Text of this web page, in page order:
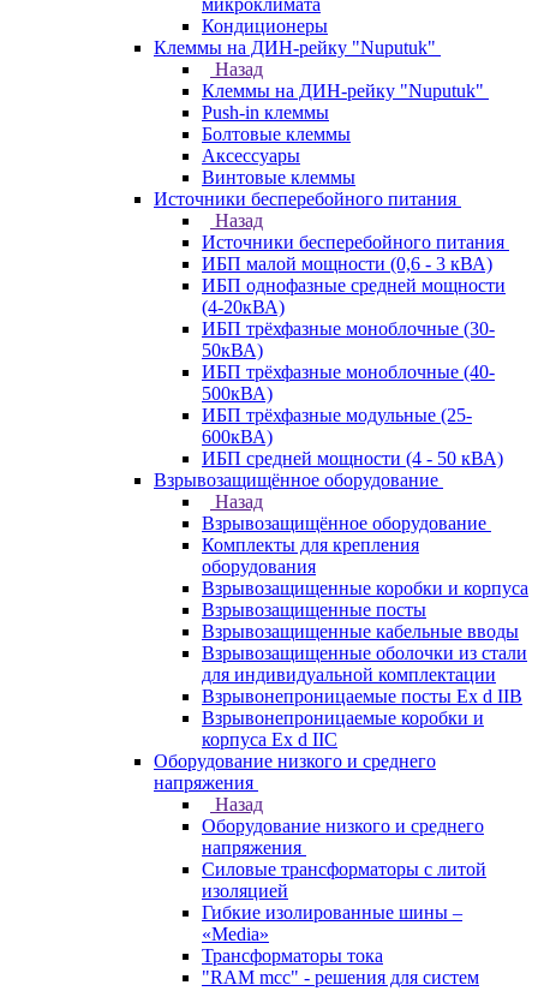
микроклимата
Кондиционеры
Клеммы на ДИН-рейку "Nuputuk"
Назад
Клеммы на ДИН-рейку "Nuputuk"
Push-in клеммы
Болтовые клеммы
Аксессуары
Винтовые клеммы
Источники бесперебойного питания
Назад
Источники бесперебойного питания
ИБП малой мощности (0,6 - 3 кВА)
ИБП однофазные средней мощности
(4-20кВА)
ИБП трёхфазные моноблочные (30-
50кВА)
ИБП трёхфазные моноблочные (40-
500кВА)
ИБП трёхфазные модульные (25-
600кВА)
ИБП средней мощности (4 - 50 кВА)
Взрывозащищённое оборудование
Назад
Взрывозащищённое оборудование
Комплекты для крепления
оборудования
Взрывозащищенные коробки и корпуса
Взрывозащищенные посты
Взрывозащищенные кабельные вводы
Взрывозащищенные оболочки из стали
для индивидуальной комплектации
Взрывонепроницаемые посты Ex d IIB
Взрывонепроницаемые коробки и
корпуса Ex d IIС
Оборудование низкого и среднего
напряжения
Назад
Оборудование низкого и среднего
напряжения
Силовые трансформаторы с литой
изоляцией
Гибкие изолированные шины –
«Media»
Трансформаторы тока
"RAM mcc" - решения для систем